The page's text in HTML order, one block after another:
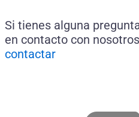
Si tienes alguna
en contacto con
contactar